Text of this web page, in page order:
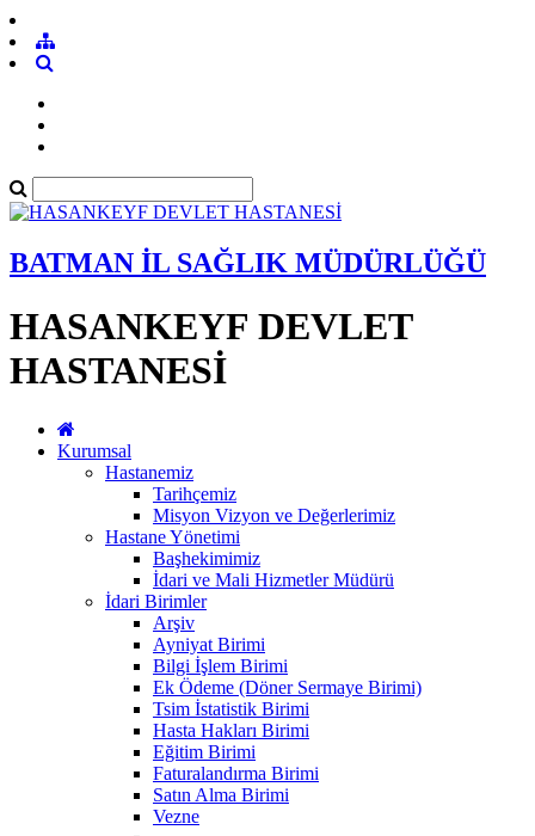
BATMAN İL SAĞLIK MÜDÜRLÜĞÜ
HASANKEYF DEVLET
HASTANESİ
Kurumsal
Hastanemiz
Tarihçemiz
Misyon Vizyon ve Değerlerimiz
Hastane Yönetimi
Başhekimimiz
İdari ve Mali Hizmetler Müdürü
İdari Birimler
Arşiv
Ayniyat Birimi
Bilgi İşlem Birimi
Ek Ödeme (Döner Sermaye Birimi)
Tsim İstatistik Birimi
Hasta Hakları Birimi
Eğitim Birimi
Faturalandırma Birimi
Satın Alma Birimi
Vezne